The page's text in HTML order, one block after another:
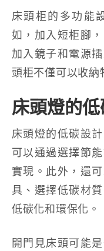
床頭柜的多功能
如，加入短柜腳
加入鏡子和電源
頭柜不僅可以收納
床頭燈的
床頭燈的低碳設
可以通過選擇節
實現。此外，還
具、選擇低碳材
低碳化和環保化。
開門見床頭可能